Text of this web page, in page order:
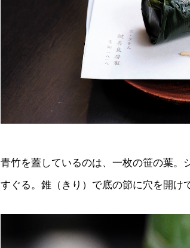
青竹を蓋しているのは、一枚の笹の葉。
すぐる。錐（きり）で底の節に穴を開け